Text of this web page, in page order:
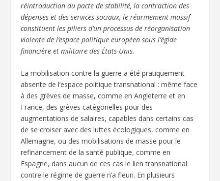
réintroduction du pacte de stabilité, la contraction des
dépenses et des services sociaux, le réarmement massif
constituent les piliers d’un processus de réorganisation
violente de l’espace politique européen sous l’égide
financière et militaire des États-Unis.
La mobilisation contre la guerre a été pratiquement
absente de l’espace politique transnational : même face
à des grèves de masse, comme en Angleterre et en
France, des grèves catégorielles pour des
augmentations de salaires, capables dans certains cas
de se croiser avec des luttes écologiques, comme en
Allemagne, ou des mobilisations de masse pour le
refinancement de la santé publique, comme en
Espagne, dans aucun de ces cas le lien transnational
contre le régime de guerre n’a fleuri. En plusieurs